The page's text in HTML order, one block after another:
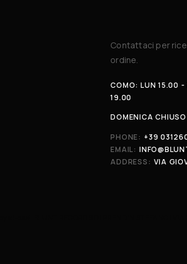
Contattaci per
ordine.
COMO: LUN 15.00
19.00
DOMENICA CHIUSO
PHONE: +39
EMAIL:
ADDRESS: VIA